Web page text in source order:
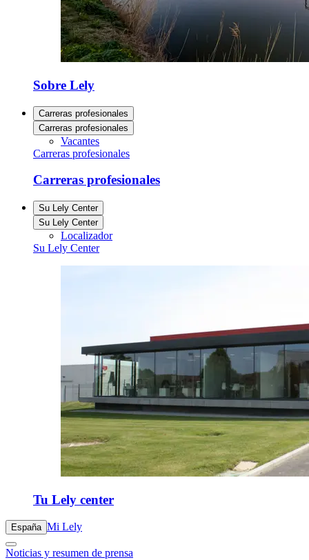
Sobre Lely
Carreras profesionales
Carreras profesionales
Vacantes
Carreras profesionales
Carreras profesionales
Su Lely Center
Su Lely Center
Localizador
Su Lely Center
Tu Lely center
España Mi Lely
Noticias y resumen de prensa